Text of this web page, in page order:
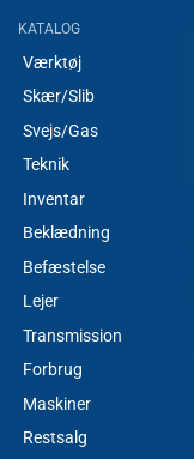
KATALOG
Værktøj
Skær/Slib
Svejs/Gas
Teknik
Inventar
Beklædning
Befæstelse
Lejer
Transmission
Forbrug
Maskiner
Restsalg